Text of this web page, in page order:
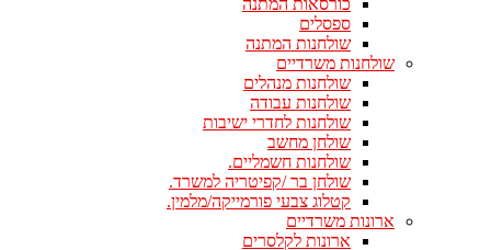
כורסאות המתנה
ספסלים
שולחנות המתנה
שולחנות משרדיים
שולחנות מנהלים
שולחנות עבודה
שולחנות לחדרי ישיבות
שולחן מחשב
שולחנות חשמליים.
שולחן בר /קפיטריה למשרד.
קטלוג צבעי פורמייקה/מלמין.
ארונות משרדיים
ארונות לקלסרים